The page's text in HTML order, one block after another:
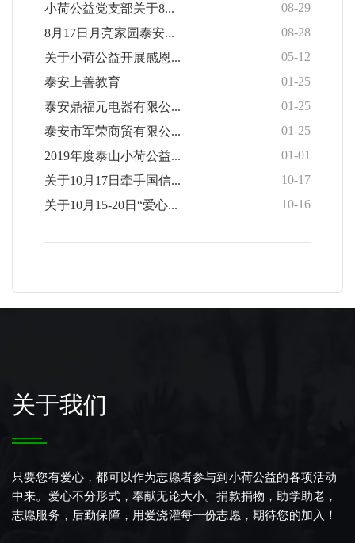
小荷公益党支部关于8...
08-29
8月17日月亮家园泰安...
08-28
关于小荷公益开展感恩...
05-12
泰安上善教育
01-25
泰安鼎福元电器有限公...
01-25
泰安市军荣商贸有限公...
01-25
2019年度泰山小荷公益...
01-01
关于10月17日牵手国信...
10-17
关于10月15-20日“爱心...
10-16
关于我们
只要您有爱心，都可以作为志愿者参与到小荷公益的各项活动
中来。爱心不分形式，奉献无论大小。捐款捐物，助学助老，
志愿服务，后勤保障，用爱浇灌每一份志愿，期待您的加入！